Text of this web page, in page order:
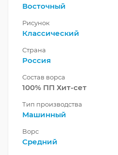
Восточный
Рисунок
Классический
Страна
Россия
Состав ворса
100% ПП Хит-сет
Тип производства
Машинный
Ворс
Средний